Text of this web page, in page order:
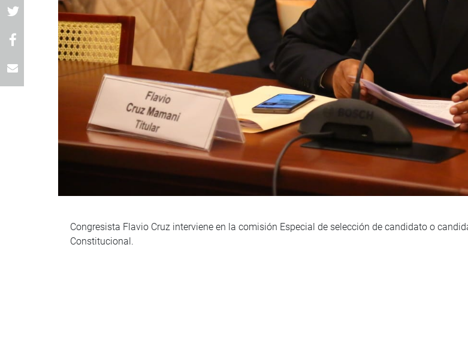
Congresista Flavio Cruz interviene en la comisión Especial de selección de candidato o
Constitucional.